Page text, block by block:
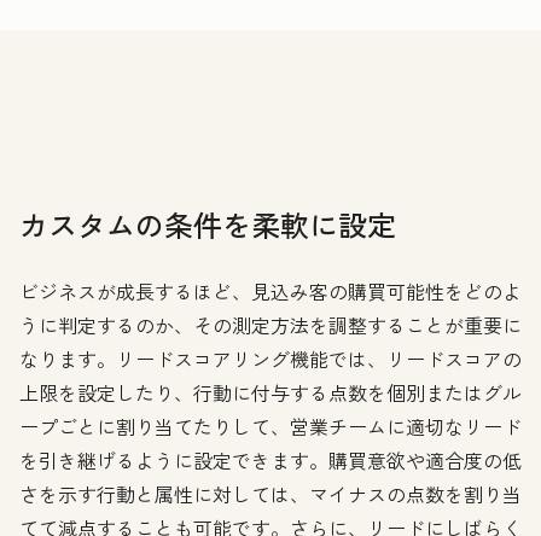
カスタムの条件を柔軟に設定
ビジネスが成長するほど、見込み客の購買可能性をどのよ
うに判定するのか、その測定方法を調整することが重要に
なります。リードスコアリング機能では、リードスコアの
上限を設定したり、行動に付与する点数を個別またはグル
ープごとに割り当てたりして、営業チームに適切なリード
を引き継げるように設定できます。購買意欲や適合度の低
さを示す行動と属性に対しては、マイナスの点数を割り当
てて減点することも可能です。さらに、リードにしばらく